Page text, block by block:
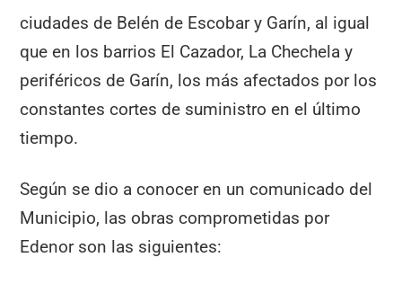
ciudades de Belén de Escobar y Garín, al igual
que en los barrios El Cazador, La Chechela y
periféricos de Garín, los más afectados por los
constantes cortes de suministro en el último
tiempo.
Según se dio a conocer en un comunicado del
Municipio, las obras comprometidas por
Edenor son las siguientes: